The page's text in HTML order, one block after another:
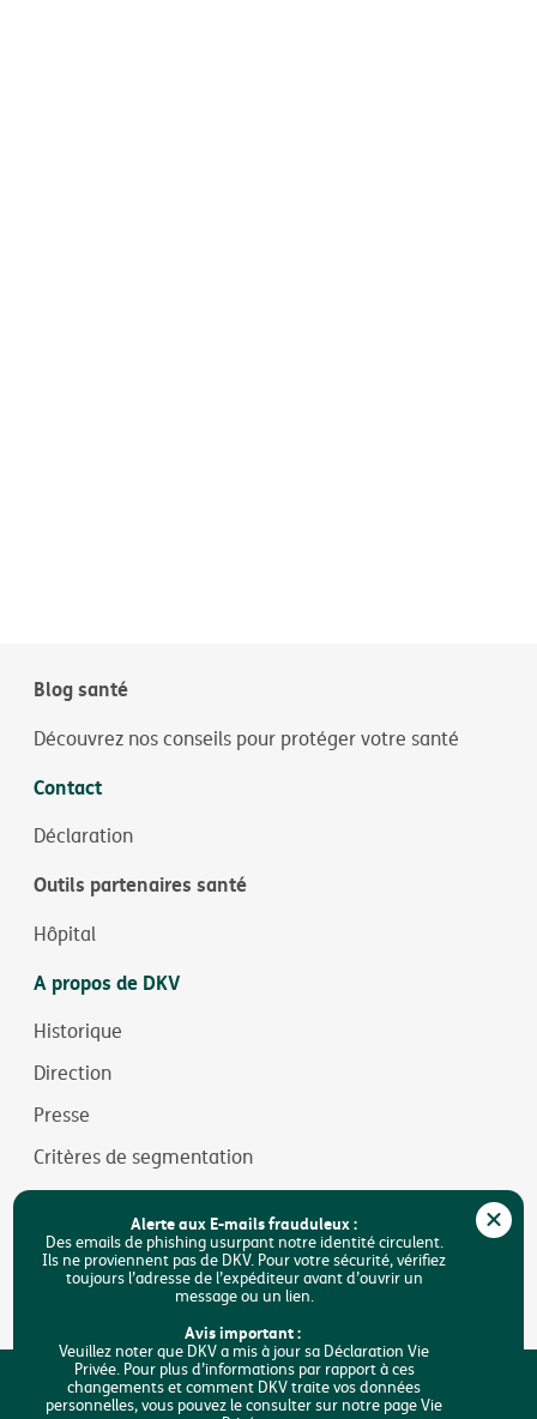
Blog santé
Découvrez nos conseils pour protéger votre santé
Contact
Déclaration
Outils partenaires santé
Hôpital
A propos de DKV
Historique
Direction
Presse
Critères de segmentation
Jobs
Durabilité
Accessibilité
Rechercher
J'analyse mes besoins
Alerte aux E-mails frauduleux :
Des emails de phishing usurpant notre identité circulent.
Ils ne proviennent pas de DKV. Pour votre sécurité, vérifiez
toujours l’adresse de l’expéditeur avant d’ouvrir un
message ou un lien.
Avis important :
Veuillez noter que DKV a mis à jour sa Déclaration Vie
Privée. Pour plus d’informations par rapport à ces
changements et comment DKV traite vos données
personnelles, vous pouvez le consulter sur notre page Vie